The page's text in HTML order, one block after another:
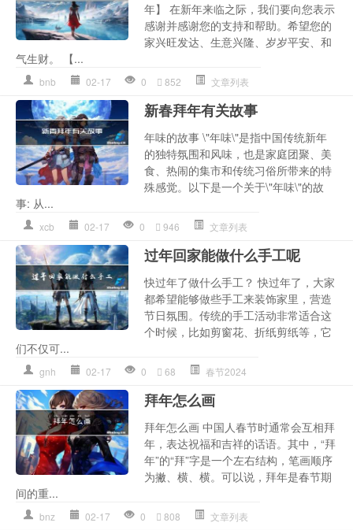
年】 在新年来临之际，我们要向您表示
感谢并感谢您的支持和帮助。希望您的
家兴旺发达、生意兴隆、岁岁平安、和
气生财。 【...
bnb 02-17 0 852 文章列表
新春拜年有关故事
年味的故事 \"年味\"是指中国传统新年
的独特氛围和风味，也是家庭团聚、美
食、热闹的集市和传统习俗所带来的特
殊感觉。以下是一个关于\"年味\"的故
事: 从...
xcb 02-17 0 946 文章列表
过年回家能做什么手工呢
快过年了做什么手工？ 快过年了，大家
都希望能够做些手工来装饰家里，营造
节日氛围。传统的手工活动非常适合这
个时候，比如剪窗花、折纸剪纸等，它
们不仅可...
gnh 02-17 0 68 春节2024
拜年怎么画
拜年怎么画 中国人春节时通常会互相拜
年，表达祝福和吉祥的话语。其中，“拜
年”的“拜”字是一个左右结构，笔画顺序
为撇、横、横。可以说，拜年是春节期
间的重...
bnz 02-17 0 808 文章列表